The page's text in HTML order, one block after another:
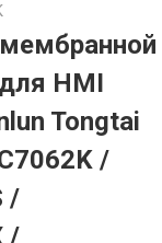
HMI
Tongtai
/
/
/